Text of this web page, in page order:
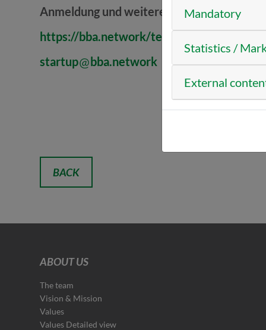
Anmeldung und weitere Infos:
https://bba.network/termine/startup/bba-
startup
bba.network
BACK
ABOUT US
The team
Vision & Mission
Values
Values Detailed view
Mandatory
Statistics /
External